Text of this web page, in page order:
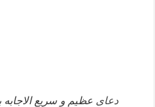
دعای عظیم و سریع